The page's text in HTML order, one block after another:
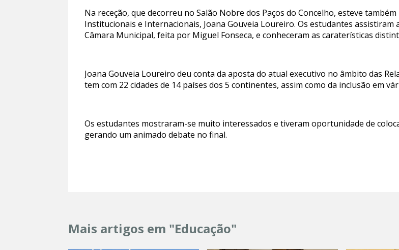
Na receção, que decorreu no Salão Nobre dos Paços do Concelho, esteve
Institucionais e Internacionais, Joana Gouveia Loureiro. Os estudantes
Câmara Municipal, feita por Miguel Fonseca, e conheceram as caraterísticas
Joana Gouveia Loureiro deu conta da aposta do atual executivo no âmbito das
tem com 22 cidades de 14 países dos 5 continentes, assim como da inclusão em
Os estudantes mostraram-se muito interessados e tiveram oportunidade de
gerando um animado debate no final.
Mais artigos em "Educação"